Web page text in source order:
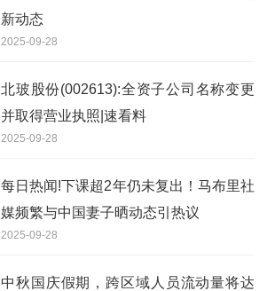
新动态
2025-09-28
北玻股份(002613):全资子公司名称变更
并取得营业执照|速看料
2025-09-28
每日热闻!下课超2年仍未复出！马布里社
媒频繁与中国妻子晒动态引热议
2025-09-28
中秋国庆假期，跨区域人员流动量将达